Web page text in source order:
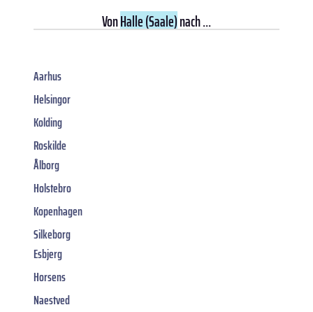
VonHalle (Saale)nach ...
Aarhus
Helsingor
Kolding
Roskilde
Ålborg
Holstebro
Kopenhagen
Silkeborg
Esbjerg
Horsens
Naestved